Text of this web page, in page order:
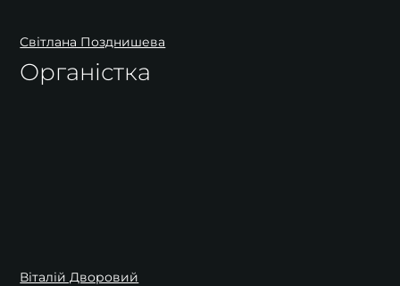
Світлана Позднишева
Органістка
Віталій Дворовий